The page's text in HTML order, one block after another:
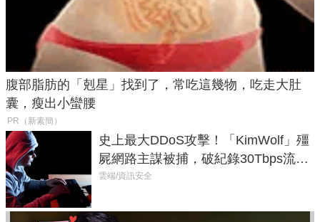
腹部脂肪的「剋星」找到了，常吃這幾物，吃走大肚
囊，瘦出小蠻腰
PR（新素簡）
史上最大DDoS攻擊！「KimWolf」殭
屍網路主謀被捕，破紀錄30Tbps流量
癱瘓全球！
雲端/資訊安全